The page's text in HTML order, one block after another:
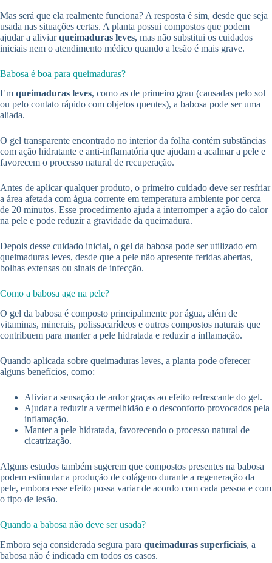
Mas será que ela realmente funciona? A resposta é sim, desde que seja
usada nas situações certas. A planta possui compostos que podem
ajudar a aliviarqueimaduras leves, mas não substitui os cuidados
iniciais nem o atendimento médico quando a lesão é mais grave.
Babosa é boa para queimaduras?
Em queimaduras leves, como as de primeiro grau (causadas pelo sol
ou pelo contato rápido com objetos quentes), a babosa pode ser uma
aliada.
O gel transparente encontrado no interior da folha contém substâncias
com ação hidratante e anti-inflamatória que ajudam a acalmar a pele e
favorecem o processo natural de recuperação.
Antes de aplicar qualquer produto, o primeiro cuidado deve ser resfriar
a área afetada com água corrente em temperatura ambiente por cerca
de 20 minutos. Esse procedimento ajuda a interromper a ação do calor
na pele e pode reduzir a gravidade da queimadura.
Depois desse cuidado inicial, o gel da babosa pode ser utilizado em
queimaduras leves, desde que a pele não apresente feridas abertas,
bolhas extensas ou sinais de infecção.
Como a babosa age na pele?
O gel da babosa é composto principalmente por água, além de
vitaminas, minerais, polissacarídeos e outros compostos naturais que
contribuem para manter a pele hidratada e reduzir a inflamação.
Quando aplicada sobre queimaduras leves, a planta pode oferecer
alguns benefícios, como:
Aliviar a sensação de ardor graças ao efeito refrescante do gel.
Ajudar a reduzir a vermelhidão e o desconforto provocados pela
inflamação.
Manter a pele hidratada, favorecendo o processo natural de
cicatrização.
Alguns estudos também sugerem que compostos presentes na babosa
podem estimular a produção de colágeno durante a regeneração da
pele, embora esse efeito possa variar de acordo com cada pessoa e com
o tipo de lesão.
Quando a babosa não deve ser usada?
Embora seja considerada segura para queimaduras superficiais, a
babosa não é indicada em todos os casos.